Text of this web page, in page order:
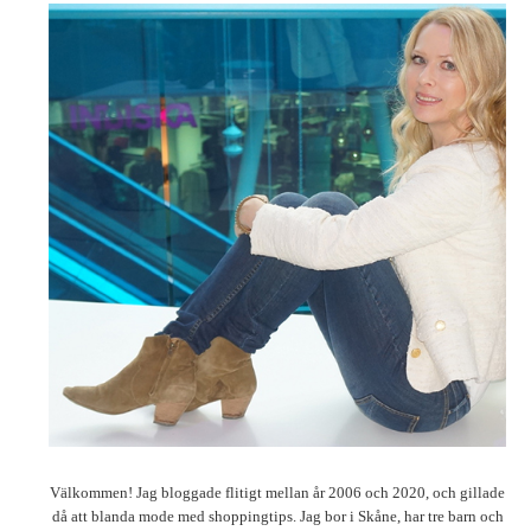
Välkommen! Jag bloggade flitigt mellan år 2006 och 2020, och gillade
då att blanda mode med shoppingtips. Jag bor i Skåne, har tre barn och